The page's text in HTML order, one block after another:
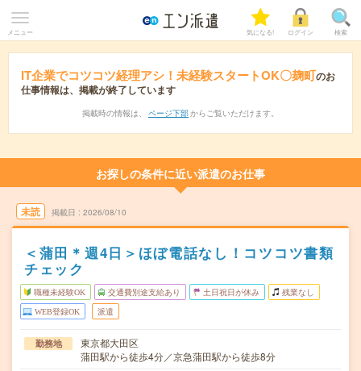
メニュー 気になる! ログイン 検索
IT企業でコツコツ経理アシ！未経験スタートOK〇麹町のお
仕事情報は、掲載が終了しています
掲載時の情報は、 ページ下部 からご覧いただけます。
お探しの条件に近い派遣のお仕事
未読 掲載日 2026/08/10
＜蒲田＊週4日＞ほぼ電話なし！コツコツ書類
チェック
職種未経験OK 交通費別途支給あり 土日祝日が休み 残業なし
WEB登録OK 派遣
勤務地
東京都大田区
蒲田駅から徒歩4分／京急蒲田駅から徒歩8分